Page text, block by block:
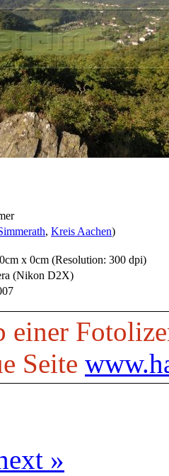
, Kreis Aachen)
x 0cm (Resolution: 300 dpi)
(Nikon D2X)
Seite
»